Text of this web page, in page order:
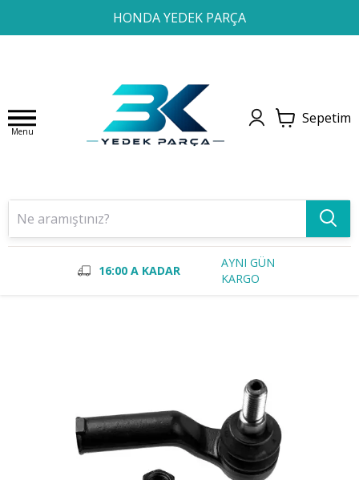
HONDA YEDEK PARÇA
1 2 3 4
Menu
Sepetim
16:00 A KADAR
AYNI GÜN
KARGO